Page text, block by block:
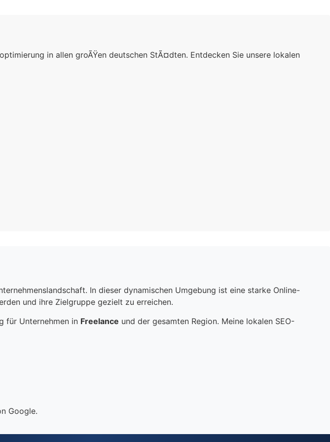
in allen groÃŸen deutschen StÃ¤dten. Entdecken Sie unsere lokalen
In dieser dynamischen Umgebung ist eine starke Online-
und ihre Zielgruppe gezielt zu erreichen.
für Unternehmen in Freelance und der gesamten Region. Meine lokalen SEO-
Google.